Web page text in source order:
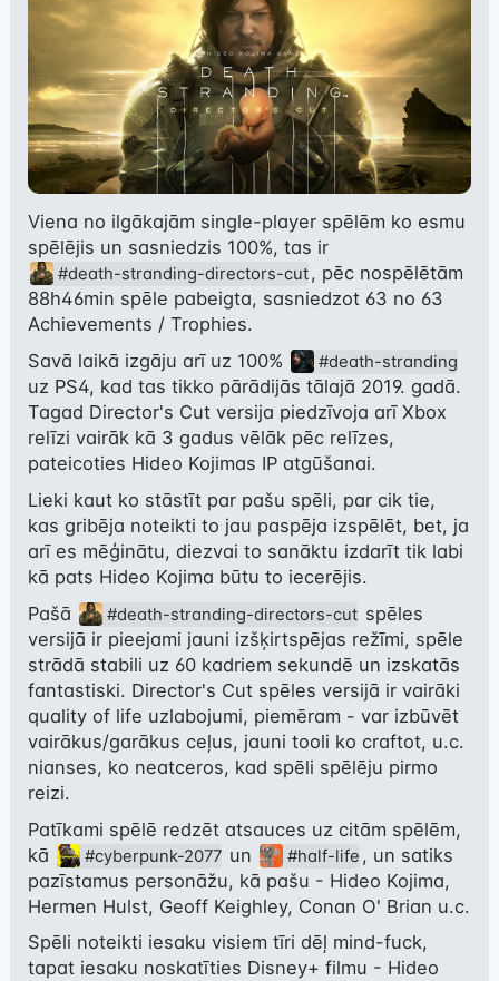
Viena no ilgākajām single-player spēlēm ko esmu
spēlējis un sasniedzis 100%, tas ir
#death-stranding-directors-cut, pēc nospēlētām
88h46min spēle pabeigta, sasniedzot 63 no 63
Achievements / Trophies.
Savā laikā izgāju arī uz 100%
#death-stranding
uz PS4, kad tas tikko pārādijās tālajā 2019. gadā.
Tagad Director's Cut versija piedzīvoja arī Xbox
relīzi vairāk kā 3 gadus vēlāk pēc relīzes,
pateicoties Hideo Kojimas IP atgūšanai.
Lieki kaut ko stāstīt par pašu spēli, par cik tie,
kas gribēja noteikti to jau paspēja izspēlēt, bet, ja
arī es mēģinātu, diezvai to sanāktu izdarīt tik labi
kā pats Hideo Kojima būtu to iecerējis.
Pašā
#death-stranding-directors-cut spēles
versijā ir pieejami jauni izšķirtspējas režīmi, spēle
strādā stabili uz 60 kadriem sekundē un izskatās
fantastiski. Director's Cut spēles versijā ir vairāki
quality of life uzlabojumi, piemēram - var izbūvēt
vairākus/garākus ceļus, jauni tooli ko craftot, u.c.
nianses, ko neatceros, kad spēli spēlēju pirmo
reizi.
Patīkami spēlē redzēt atsauces uz citām spēlēm,
kā
#cyberpunk-2077 un #half-life , un satiks
pazīstamus personāžu, kā pašu - Hideo Kojima,
Hermen Hulst, Geoff Keighley, Conan O' Brian u.c.
Spēli noteikti iesaku visiem tīri dēļ mind-fuck,
tapat iesaku noskatīties Disney+ filmu - Hideo